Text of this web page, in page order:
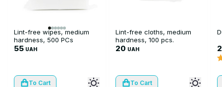
Lint-free wipes, medium
hardness, 500 PCs
55 UAH
To Cart
Lint-free cloths, medium
hardness, 100 pcs.
20 UAH
To Cart